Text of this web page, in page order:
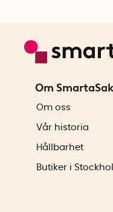
Om
Om oss
Vår historia
Hållbarhet
Butiker i